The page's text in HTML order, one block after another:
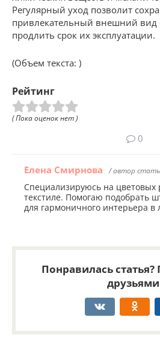
Регулярный уход позволит
привлекательный внешний вид
продлить срок их эксплуатации.
(Объем текста: )
Рейтинг
( Пока оценок нет )
0
Елена Смирнова / автор
Специализируюсь на цветовых
текстиле. Помогаю подобрать
для гармоничного интерьера в
Понравилась статья?